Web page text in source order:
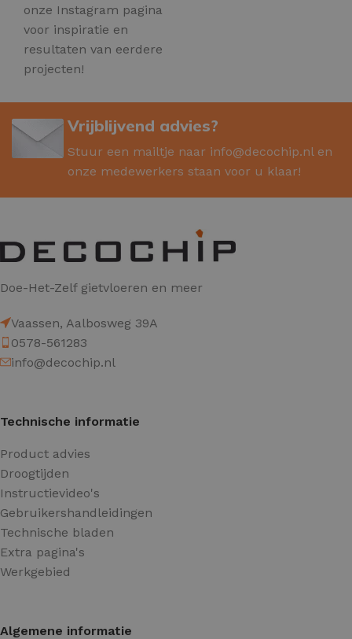
onze Instagram pagina
voor inspiratie en
resultaten van eerdere
projecten!
Vrijblijvend advies?
Stuur een mailtje naar info@decochip.nl en
onze medewerkers staan voor u klaar!
Doe-Het-Zelf gietvloeren en meer
Vaassen, Aalbosweg 39A
0578-561283
info@decochip.nl
Technische informatie
Product advies
Droogtijden
Instructievideo's
Gebruikershandleidingen
Technische bladen
Extra pagina's
Werkgebied
Algemene informatie